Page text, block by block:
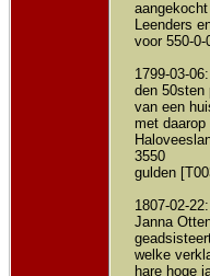
Leenders
voor 550-0-
1799-03-
den 50sten
van een
met
3550
gulden
1807-02-
Janna
welke
hare hoge